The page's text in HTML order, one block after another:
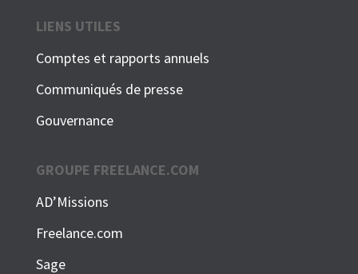
LIENS UTILES
Comptes et rapports annuels
Communiqués de presse
Gouvernance
GROUPE FREELANCE.COM
AD’Missions
Freelance.com
Sage